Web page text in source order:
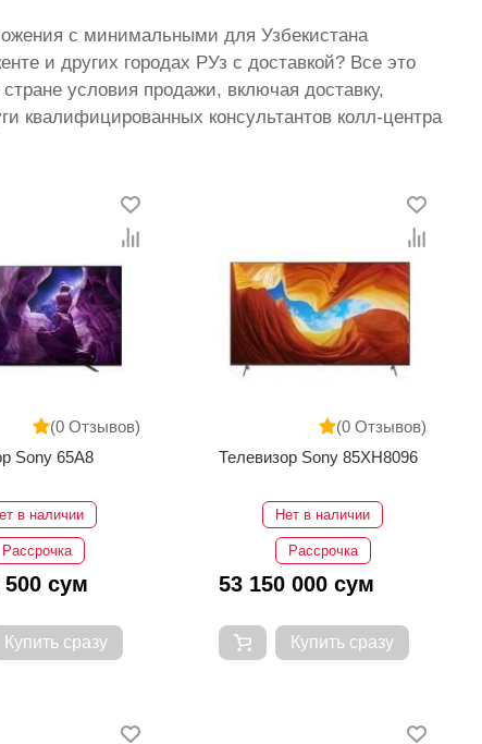
с минимальными для Узбекистана
и других городах РУз с доставкой? Все это
условия продажи, включая доставку,
квалифицированных консультантов колл-центра
(0 Отзывов)
Sony 65A8
в наличии
Рассрочка
500 сум
Купить сразу
(0 Отзывов)
Телевизор Sony 85XH8096
Нет в наличии
Рассрочка
53 150 000 сум
Купить сразу